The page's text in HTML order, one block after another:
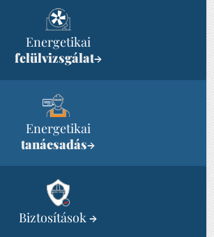
Energetikai
felülvizsgálat→
Energetikai
tanácsadás→
Biztosítások→